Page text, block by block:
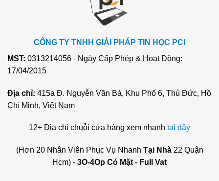
CÔNG TY TNHH GIẢI PHÁP TIN HỌC PCI
MST: 0313214056 - Ngày Cấp Phép & Hoạt Động:
17/04/2015
Địa chỉ: 415a Đ. Nguyễn Văn Bá, Khu Phố 6, Thủ Đức, Hồ
Chí Minh, Việt Nam
12+ Địa chỉ chuỗi cửa hàng xem nhanh tại đây
(Hơn 20 Nhân Viên Phục Vụ Nhanh Tại Nhà22 Quận
Hcm) - 3O-4Op Có Mặt - Full Vat